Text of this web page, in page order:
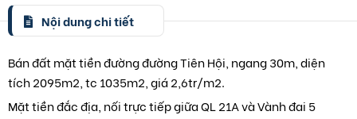
Nội dung chi tiết
Bán đất mặt tiền đường đường Tiên Hội, ngang 30m, diện
tích 2095m2, tc 1035m2, giá 2,6tr/m2.
Mặt tiền đắc địa, nối trực tiếp giữa QL 21A và Vành đai 5